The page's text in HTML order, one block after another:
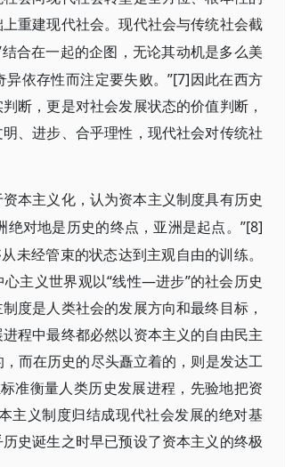
重建现代社会。现代社会与传统社会截
合在一起的企图，无论其动机是多么美
依存性而注定要失败。”[7]因此在西方
断，更是对社会发展状态的价值判断，
、进步、合乎理性，现代社会对传统社
本主义化，认为资本主义制度具有历史
绝对地是历史的终点，亚洲是起点。”[8]
未经管束的状态达到主观自由的训练。
主义世界观以“线性—进步”的社会历史
度是人类社会的发展方向和最终目标，
程中最终都必然以资本主义的自由民主
而在历史的尽头矗立着的，则是发达工
准衡量人类历史发展进程，先验地把资
主义制度归结成现代社会发展的绝对基
史诞生之时早已预设了资本主义的终极